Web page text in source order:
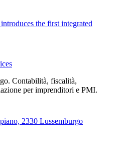
the first integrated
Contabilità, fiscalità,
per imprenditori e PMI.
2330 Lussemburgo